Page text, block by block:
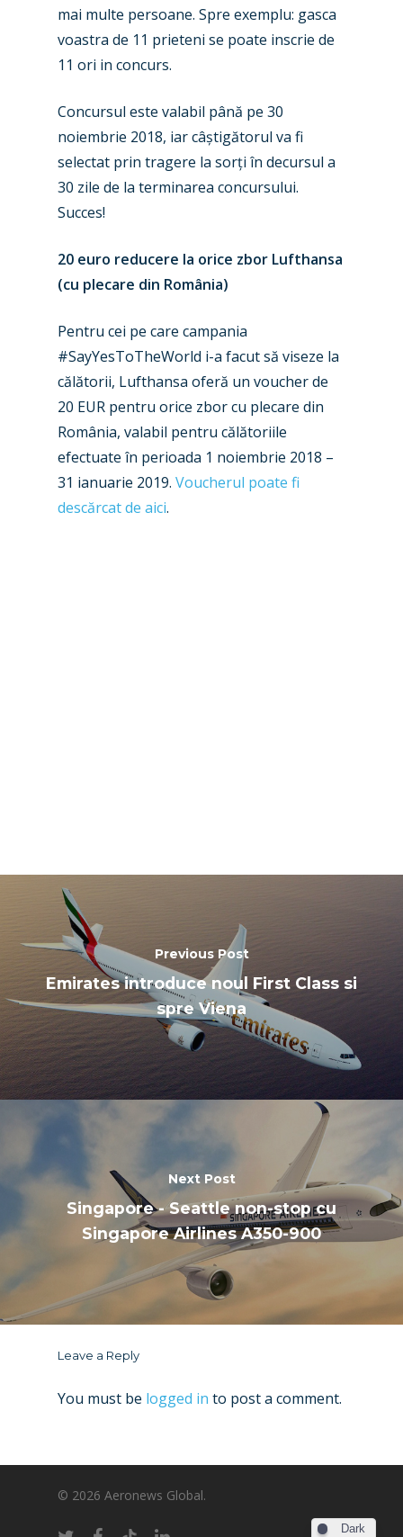
mai multe persoane. Spre exemplu: gasca
voastra de 11 prieteni se poate inscrie de
11 ori in concurs.
Concursul este valabil până pe 30
noiembrie 2018, iar câștigătorul va fi
selectat prin tragere la sorți în decursul a
30 zile de la terminarea concursului.
Succes!
20 euro reducere la orice zbor Lufthansa
(cu plecare din România)
Pentru cei pe care campania
#SayYesToTheWorld i-a facut să viseze la
călătorii, Lufthansa oferă un voucher de
20 EUR pentru orice zbor cu plecare din
România, valabil pentru călătoriile
efectuate în perioada 1 noiembrie 2018 –
31 ianuarie 2019. Voucherul poate fi
descărcat de aici.
Previous Post
Emirates introduce noul First Class si
spre Viena
Next Post
Singapore - Seattle non-stop cu
Singapore Airlines A350-900
Leave a Reply
You must be logged in to post a comment.
© 2026 Aeronews Global.
Dubai 2019
Jobs
Contact
Dark